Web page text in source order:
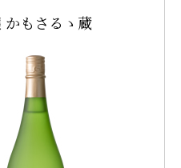
かもさるゝ蔵